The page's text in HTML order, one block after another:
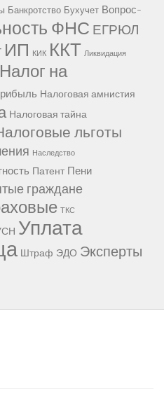
Банкротство Бухучет Вопрос-
ФНС ЕГРЮЛ
ИП КИК ККТ Ликвидация
Налог на
Налоговая амнистия
Налоговая тайна
льготы
Наследство
Патент Пени
граждане
ТКС
Уплата
Штраф ЭДО Эксперты